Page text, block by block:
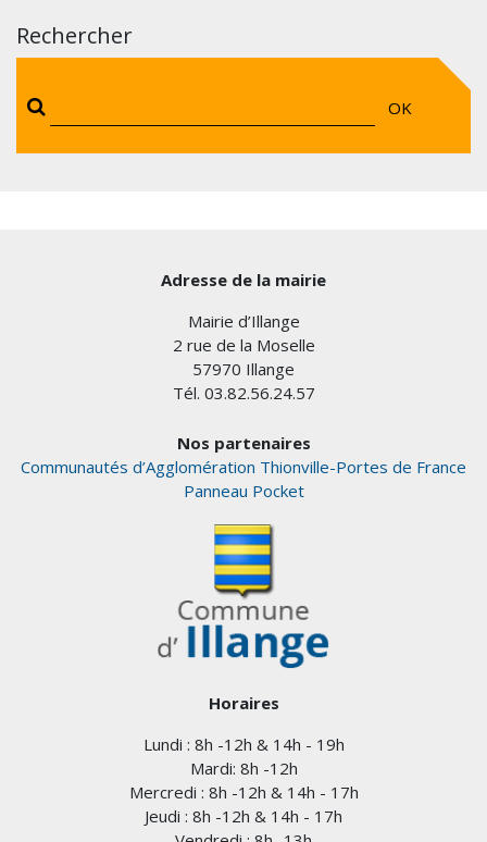
Rechercher
OK
Adresse de la mairie
Mairie d’Illange
2 rue de la Moselle
57970 Illange
Tél. 03.82.56.24.57
Nos partenaires
Communautés d’Agglomération Thionville-Portes de France
Panneau Pocket
Horaires
Lundi : 8h -12h & 14h - 19h
Mardi: 8h -12h
Mercredi : 8h -12h & 14h - 17h
Jeudi : 8h -12h & 14h - 17h